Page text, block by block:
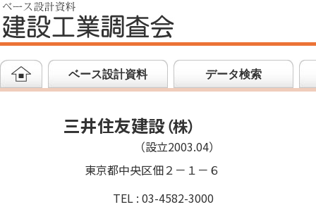
ベース設計資料 データ検索
三井住友建設（株）
（設立2003.04）
東京都中央区佃２－１－６
TEL : 03-4582-3000